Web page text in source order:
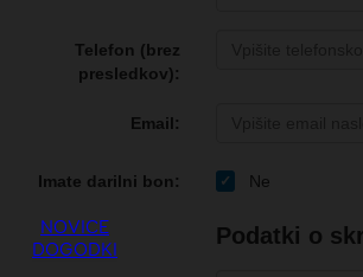
NOVICE
DOGODKI